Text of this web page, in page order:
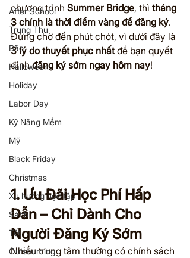
After School
Trung Thu
Bão
Halloween
Holiday
Labor Day
Kỹ Năng Mềm
Mỹ
Black Friday
Christmas
Xu hướng học tập
Sách
Tết
Outsourcing
chương trình Summer Bridge, thì tháng
3 chính là thời điểm vàng để đăng ký.
Đừng chờ đến phút chót, vì dưới đây là
3 lý do thuyết phục nhất để bạn quyết
định đăng ký sớm ngay hôm nay!
1. Ưu Đãi Học Phí Hấp
Dẫn – Chỉ Dành Cho
Người Đăng Ký Sớm
Nhiều trung tâm thường có chính sách